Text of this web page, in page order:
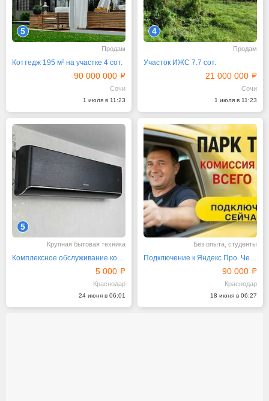
5
Продам
Коттедж 195 м² на участке 4 сот.
90 000 000
Сочи
1 июля в 11:23
4
Продам
Участок ИЖС 7.7 сот.
21 000 000
Сочи
1 июля в 11:23
5
Крупная бытовая техника
Комплексное обслуживание кондиционеров
5 000
Краснодар
24 июня в 06:01
Без опыта, студенты
Подключение к Яндекс Про. Через официально партнёра
90 000
Краснодар
18 июня в 06:27